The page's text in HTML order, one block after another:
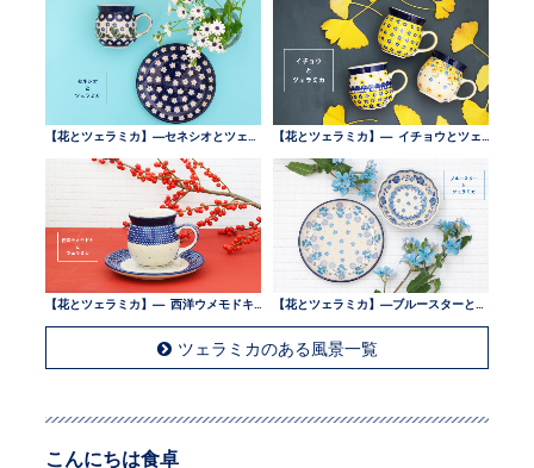
ツェラミカのある風景一覧
こんにちは食卓